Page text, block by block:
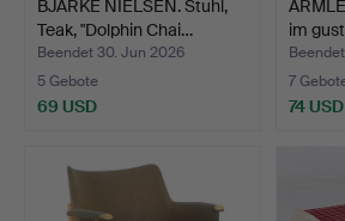
BJARKE NIELSEN. Stuhl,
Teak, "Dolphin Chai…
Beendet 30. Jun 2026
5 Gebote
69 USD
im
7
74 USD